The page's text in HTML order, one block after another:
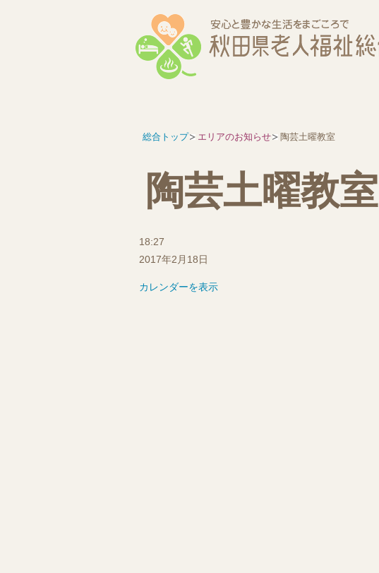
陶芸土曜教室
陶
芸
曜
18:27
2017年2月18日
カレンダーを表示
総合トップ エリアのお知らせ 陶芸土曜教室